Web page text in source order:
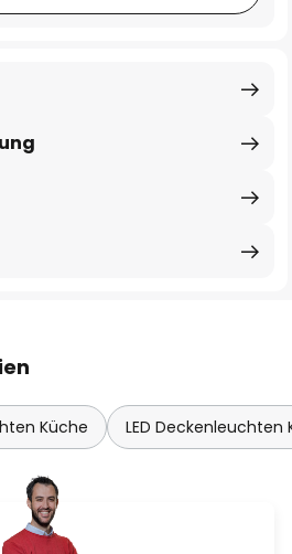
Küche LED Deckenleuchten